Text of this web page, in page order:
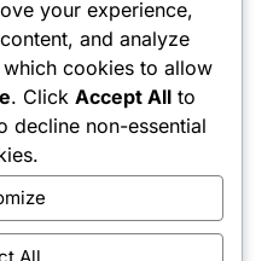
your experience,
and analyze
cookies to allow
. ClickAccept All to
decline non-essential